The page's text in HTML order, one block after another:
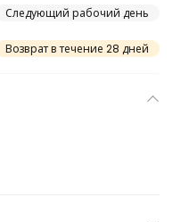
Следующий рабочий день
Возврат в течение 28 дней